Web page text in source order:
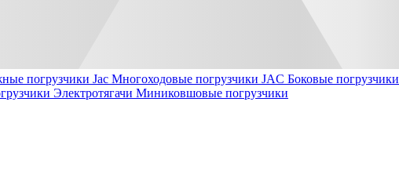
погрузчики Jac Многоходовые погрузчики JAC Боковые погрузчики
Электротягачи Миниковшовые погрузчики